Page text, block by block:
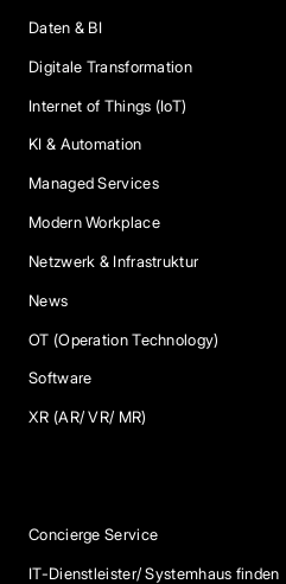
Daten & BI
Digitale Transformation
Internet of Things (IoT)
KI & Automation
Managed Services
Modern Workplace
Netzwerk & Infrastruktur
News
OT (Operation Technology)
Software
XR (AR/ VR/ MR)
Concierge Service
IT-Dienstleister/ Systemhaus finden